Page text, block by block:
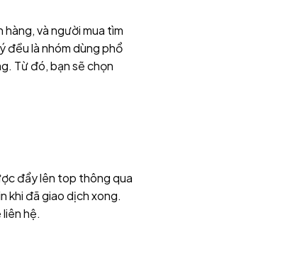
và người mua tìm
đều là nhóm dùng phổ
Từ đó, bạn sẽ chọn
đẩy lên top thông qua
khi đã giao dịch xong.
hệ.